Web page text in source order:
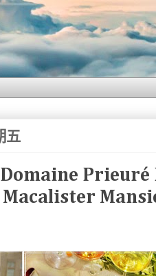
五
Prieuré